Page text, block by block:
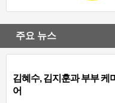
주요 뉴스
김혜수, 김지훈과 부부 케
어